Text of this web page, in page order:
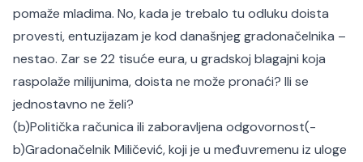
pomaže mladima. No, kada je trebalo tu odluku doista
provesti, entuzijazam je kod današnjeg gradonačelnika –
nestao. Zar se 22 tisuće eura, u gradskoj blagajni koja
raspolaže milijunima, doista ne može pronaći? Ili se
jednostavno ne želi?
(b)Politička računica ili zaboravljena odgovornost(-
b)Gradonačelnik Miličević, koji je u međuvremenu iz uloge